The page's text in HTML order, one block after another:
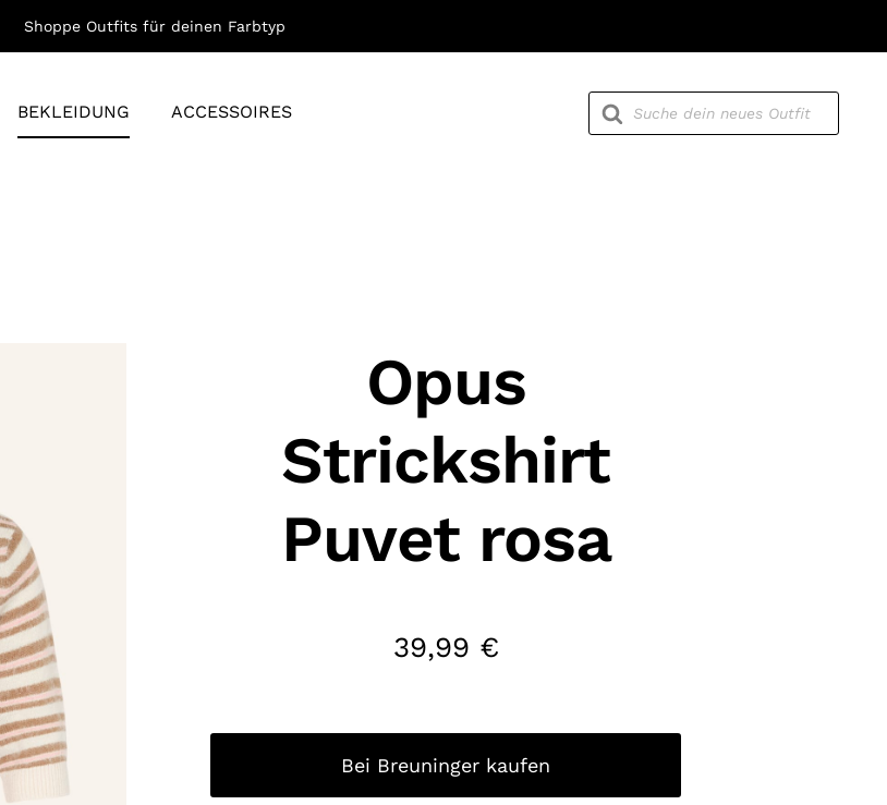
Shoppe Outfits für deinen Farbtyp
BEKLEIDUNG ACCESSOIRES
Products
search
Opus
Strickshirt
Puvet rosa
39,99 €
Bei Breuninger kaufen